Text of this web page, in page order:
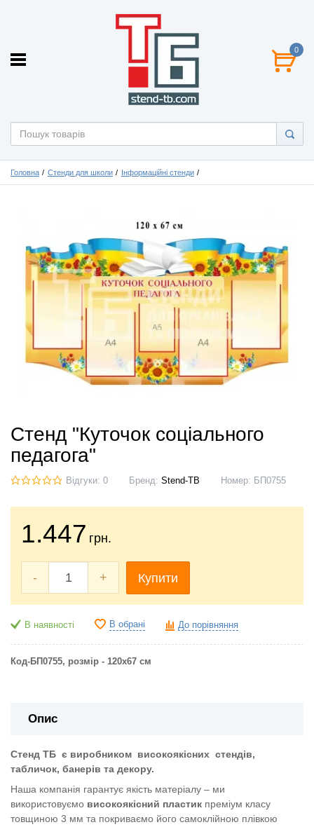
0
Головна Стенди для школи Інформаційні стенди
Стенд "Куточок соціального
педагога"
Відгуки: 0 Бренд: Stend-TB Номер: БП0755
1.447 грн.
- + Купити
В наявності В обрані До порівняння
Код-БП0755, розмір - 120х67 см
Опис
Стенд ТБ є виробником високоякісних стендів,
табличок, банерів та декору.
Наша компанія гарантує якість матеріалу – ми
використовуємо високоякісний пластик преміум класу
товщиною 3 мм та покриваємо його самоклійною плівкою